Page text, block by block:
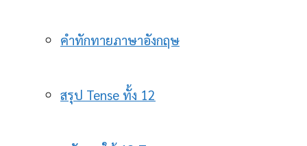
คำทักทายภาษาอังกฤษ
สรุป Tense ทั้ง 12